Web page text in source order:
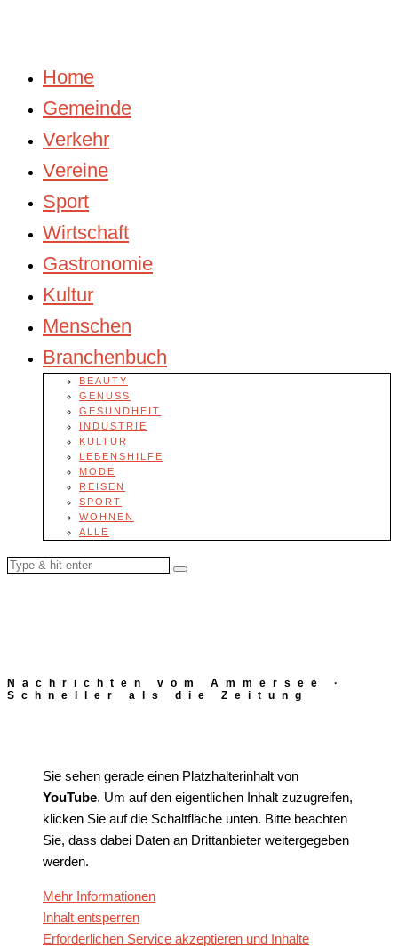
Home
Gemeinde
Verkehr
Vereine
Sport
Wirtschaft
Gastronomie
Kultur
Menschen
Branchenbuch
BEAUTY
GENUSS
GESUNDHEIT
INDUSTRIE
KULTUR
LEBENSHILFE
MODE
REISEN
SPORT
WOHNEN
ALLE
Nachrichten vom Ammersee ·
Schneller als die Zeitung
Sie sehen gerade einen Platzhalterinhalt von
YouTube. Um auf den eigentlichen Inhalt zuzugreifen,
klicken Sie auf die Schaltfläche unten. Bitte beachten
Sie, dass dabei Daten an Drittanbieter weitergegeben
werden.
Mehr Informationen
Inhalt entsperren
Erforderlichen Service akzeptieren und Inhalte